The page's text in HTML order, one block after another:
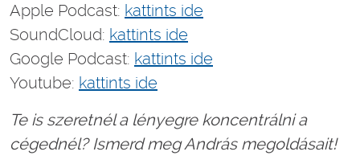
Apple Podcast: kattints ide
SoundCloud: kattints ide
Google Podcast: kattints ide
Youtube: kattints ide
Te is szeretnél a lényegre koncentrálni a
cégednél? Ismerd meg András megoldásait!